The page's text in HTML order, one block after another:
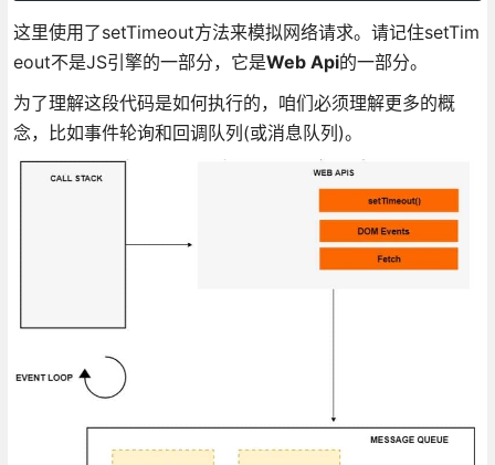
这里使用了setTimeout方法来模拟网络请求。请记住setTim
eout不是JS引擎的一部分，它是Web Api的一部分。
为了理解这段代码是如何执行的，咱们必须理解更多的概
念，比如事件轮询和回调队列(或消息队列)。